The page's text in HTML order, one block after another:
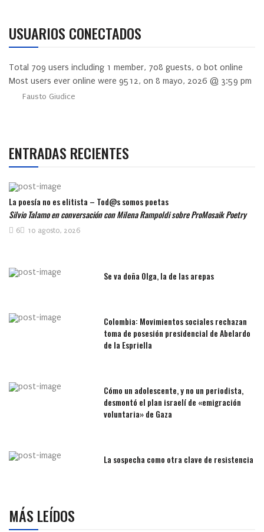
USUARIOS CONECTADOS
Total 709 users including 1 member, 708 guests, 0 bot online
Most users ever online were 9512, on 8 mayo, 2026 @ 3:59 pm
Fausto Giudice
ENTRADAS RECIENTES
La poesía no es elitista – Tod@s somos poetas
Silvio Talamo en conversación con Milena Rampoldi sobre ProMosaik Poetry
10 agosto, 2026
6
Se va doña Olga, la de las arepas
Colombia: Movimientos sociales rechazan
toma de posesión presidencial de Abelardo
de la Espriella
Cómo un adolescente, y no un periodista,
desmontó el plan israelí de «emigración
voluntaria» de Gaza
La sospecha como otra clave de resistencia
MÁS LEÍDOS